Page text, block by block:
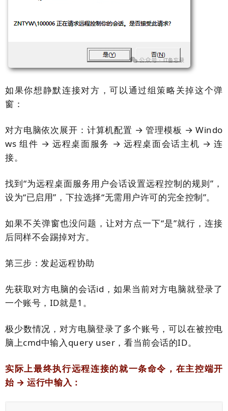
如果你想静默连接对方，可以通过组策略关掉这个弹
窗：
对方电脑依次展开： 计算机配置 → 管理模板 → Windo
ws 组件 → 远程桌面服务 → 远程桌面会话主机 → 连
接。
找到“为远程桌面服务用户会话设置远程控制的规则”，
设为“已启用”，下拉选择“无需用户许可的完全控制”。
如果不关弹窗也没问题，让对方点一下“是”就行，连接
后同样不会踢掉对方。
第三步：发起远程协助
先获取对方电脑的会话id，如果当前对方电脑就登录了
一个账号，ID就是1。
极少数情况，对方电脑登录了多个账号，可以在被控电
脑上cmd中输入query user ，看当前会话的ID。
实际上最终执行远程连接的就一条命令，在主控端开
始→运行中输入：